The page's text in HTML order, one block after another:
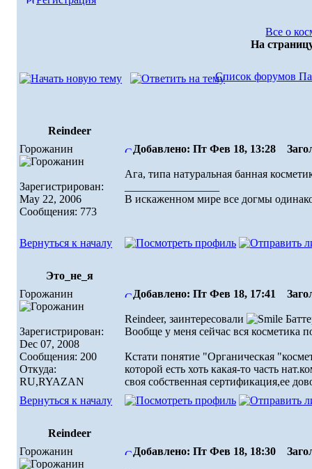
Все о
На
Список форумов
Reindeer
Горожанин
Зарегистрирован:
May 22, 2006
Сообщения: 773
Добавлено: Пт Фев 18, 13:28
Ага, типа натуральная банная
В искаженном миpе все догмы
Вернуться к началу
Это_не_я
Горожанин
Зарегистрирован:
Dec 07, 2008
Сообщения: 200
Откуда:
RU,RYAZAN
Добавлено: Пт Фев 18, 17:41
Reindeer, заинтересовали
Вообще у меня сейчас вся косметика
Кстати понятие "Органическая
которой есть хоть какая-то часть
своя собственная сертификация,ее
Вернуться к началу
Reindeer
Горожанин
Добавлено: Пт Фев 18, 18:30